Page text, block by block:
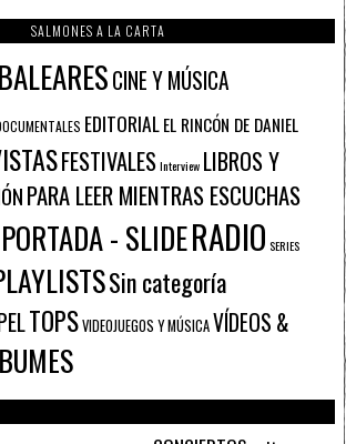
SALMONES A LA CARTA
BALEARESCINE Y MÚSICA
EDITORIALEL RINCÓN DE DANIEL
FESTIVALESInterview LIBROS Y
PARA LEER MIENTRAS ESCUCHAS
PORTADA - SLIDERADIO SERIES
Sin categoría
TOPSVIDEOJUEGOS Y MÚSICAVÍDEOS &